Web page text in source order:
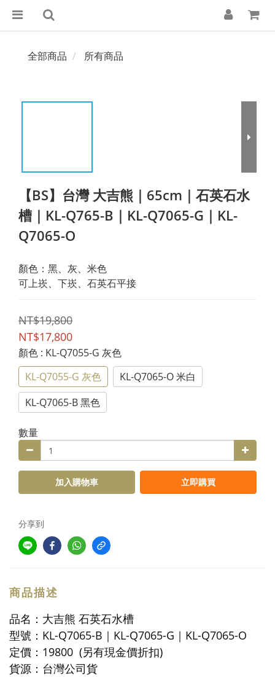
全部商品 所有商品
【BS】台灣 大吉熊｜65cm｜石英石水
槽｜KL-Q765-B｜KL-Q7065-G｜KL-
Q7065-O
顏色：黑、灰、米色
可上崁、下崁、石英石平接
NT$19,800
NT$17,800
顏色 : KL-Q7055-G 灰色
KL-Q7055-G 灰色
KL-Q7065-O 米白
KL-Q7065-B 黑色
數量
加入購物車 立即購買
分享到
商品描述
品名：大吉熊 石英石水槽
型號： KL-Q7065-B｜KL-Q7065-G｜KL-Q7065-O
定價：19800 (另有現金價折扣)
貨源：台灣公司貨